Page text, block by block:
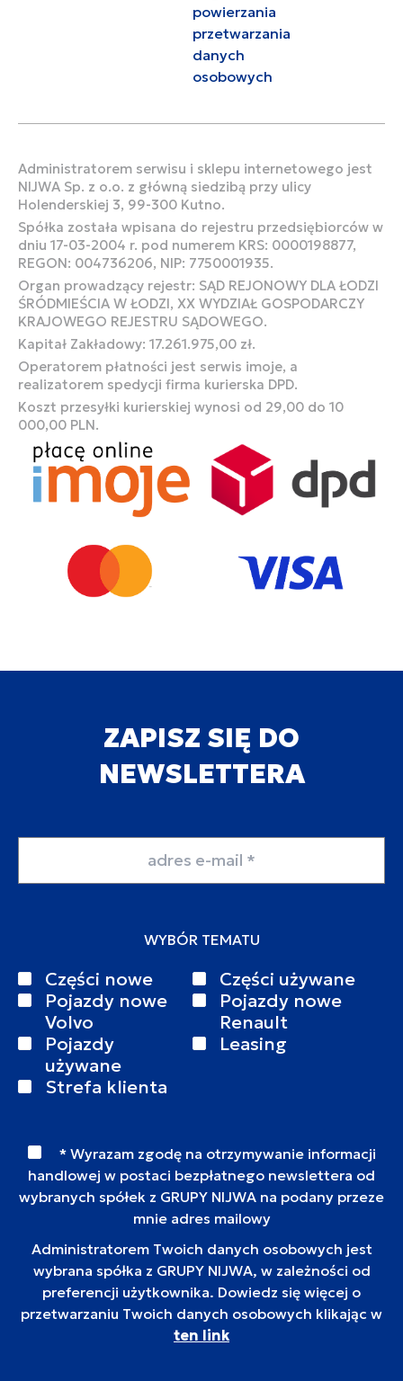
powierzania
przetwarzania
danych
osobowych
Administratorem serwisu i sklepu internetowego jest
NIJWA Sp. z o.o. z główną siedzibą przy ulicy
Holenderskiej 3, 99-300 Kutno.
Spółka została wpisana do rejestru przedsiębiorców w
dniu 17-03-2004 r. pod numerem KRS: 0000198877,
REGON: 004736206, NIP: 7750001935.
Organ prowadzący rejestr: SĄD REJONOWY DLA ŁODZI
ŚRÓDMIEŚCIA W ŁODZI, XX WYDZIAŁ GOSPODARCZY
KRAJOWEGO REJESTRU SĄDOWEGO.
Kapitał Zakładowy: 17.261.975,00 zł.
Operatorem płatności jest serwis imoje, a
realizatorem spedycji firma kurierska DPD.
Koszt przesyłki kurierskiej wynosi od 29,00 do 10
000,00 PLN.
ZAPISZ SIĘ DO
NEWSLETTERA
WYBÓR TEMATU
Części nowe
Części używane
Pojazdy nowe
Volvo
Pojazdy nowe
Renault
Pojazdy
używane
Leasing
Strefa klienta
* Wyrazam zgodę na otrzymywanie informacji
handlowej w postaci bezpłatnego newslettera od
wybranych spółek z GRUPY NIJWA na podany przeze
mnie adres mailowy
Administratorem Twoich danych osobowych jest
wybrana spółka z GRUPY NIJWA, w zależności od
preferencji użytkownika. Dowiedz się więcej o
przetwarzaniu Twoich danych osobowych klikając w
ten link